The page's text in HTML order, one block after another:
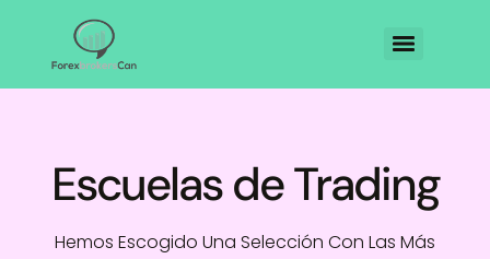
Escuelas de Trading
Hemos Escogido Una Selección Con Las Más